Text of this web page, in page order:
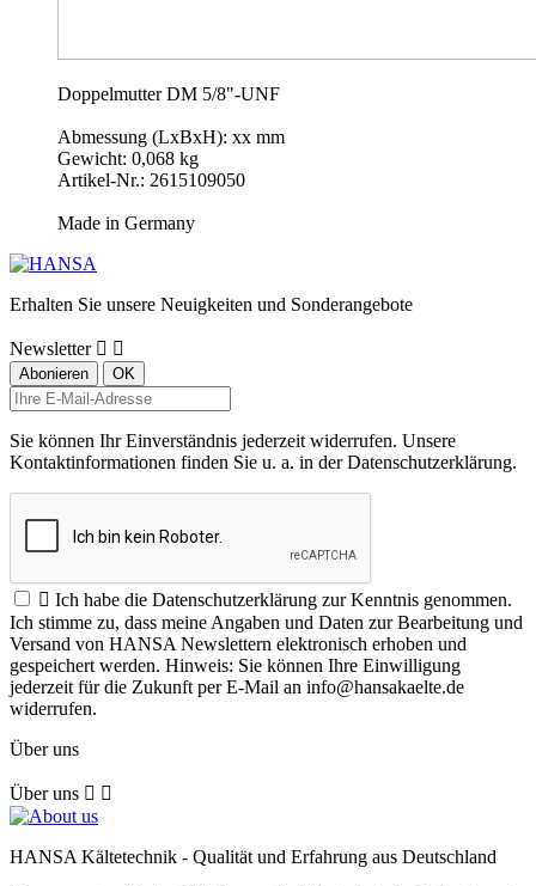
Doppelmutter DM 5/8"-UNF
Abmessung (LxBxH): xx mm
Gewicht: 0,068 kg
Artikel-Nr.: 2615109050
Made in Germany
Erhalten Sie unsere Neuigkeiten und Sonderangebote
Newsletter  
Sie können Ihr Einverständnis jederzeit widerrufen. Unsere
Kontaktinformationen finden Sie u. a. in der Datenschutzerklärung.
 Ich habe die Datenschutzerklärung zur Kenntnis genommen.
Ich stimme zu, dass meine Angaben und Daten zur Bearbeitung und
Versand von HANSA Newslettern elektronisch erhoben und
gespeichert werden. Hinweis: Sie können Ihre Einwilligung
jederzeit für die Zukunft per E-Mail an info@hansakaelte.de
widerrufen.
Über uns
Über uns  
HANSA Kältetechnik - Qualität und Erfahrung aus Deutschland